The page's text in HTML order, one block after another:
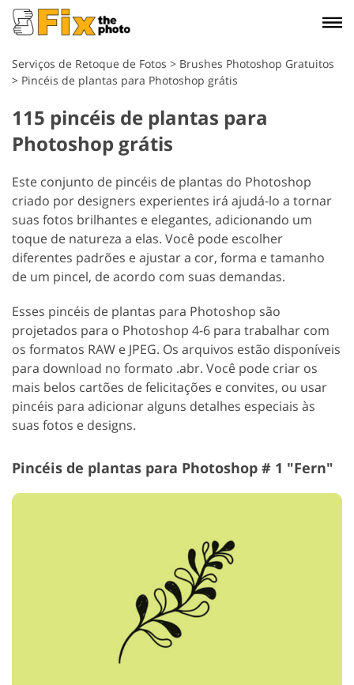
Serviços de Retoque de Fotos > Brushes Photoshop Gratuitos
> Pincéis de plantas para Photoshop grátis
115 pincéis de plantas para
Photoshop grátis
Este conjunto de pincéis de plantas do Photoshop
criado por designers experientes irá ajudá-lo a tornar
suas fotos brilhantes e elegantes, adicionando um
toque de natureza a elas. Você pode escolher
diferentes padrões e ajustar a cor, forma e tamanho
de um pincel, de acordo com suas demandas.
Esses pincéis de plantas para Photoshop são
projetados para o Photoshop 4-6 para trabalhar com
os formatos RAW e JPEG. Os arquivos estão disponíveis
para download no formato .abr. Você pode criar os
mais belos cartões de felicitações e convites, ou usar
pincéis para adicionar alguns detalhes especiais às
suas fotos e designs.
Pincéis de plantas para Photoshop # 1 "Fern"